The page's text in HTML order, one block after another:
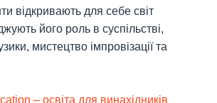
відкривають для себе світ
його роль в суспільстві,
мистецтво імпровізації та